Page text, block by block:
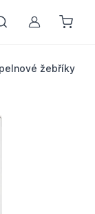
Můj účet
žebříky